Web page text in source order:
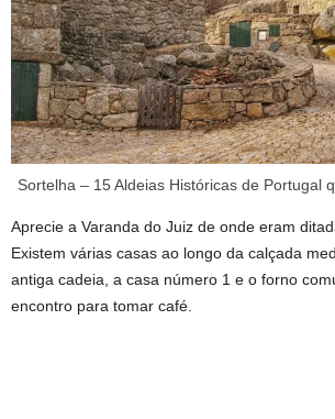
Sortelha – 15 Aldeias Históricas de Portugal
Aprecie a Varanda do Juiz de onde eram
Existem várias casas ao longo da calçada
antiga cadeia, a casa número 1 e o forno
encontro para tomar café.